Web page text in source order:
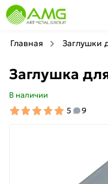
Главная Заглушки
Заглушка
В наличии
5
9